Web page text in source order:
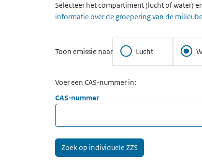
Selecteer het compartiment (lucht of water)
informatie over de groepering van de
Toon emissie naar Lucht
Voer een CAS-nummer in:
CAS-nummer